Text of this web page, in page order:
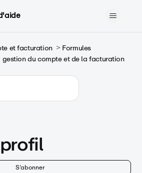
et facturation
Formules
du compte et de la facturation
S’abonner